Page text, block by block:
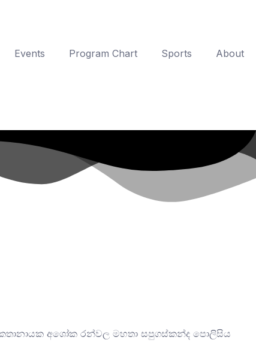
Events Program Chart Sports About
කතානායක අශෝක රන්වල මහතා සපුගස්කන්ද පොලිසිය